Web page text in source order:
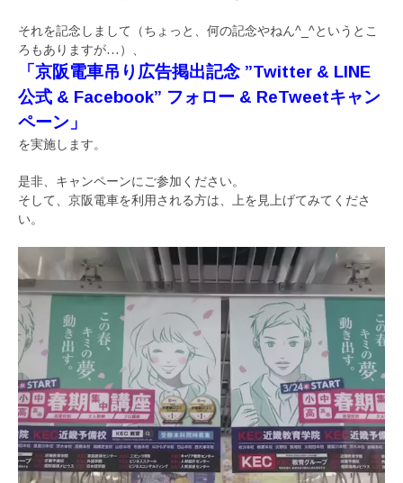
それを記念しまして（ちょっと、何の記念やねん^_^というとこ
ろもありますが…）、
「京阪電車吊り広告掲出記念 ”Twitter & LINE
公式 & Facebook” フォロー & ReTweetキャン
ペーン」
を実施します。
是非、キャンペーンにご参加ください。
そして、京阪電車を利用される方は、上を見上げてみてくださ
い。
画
プ
レ
ー
ヤ
ー